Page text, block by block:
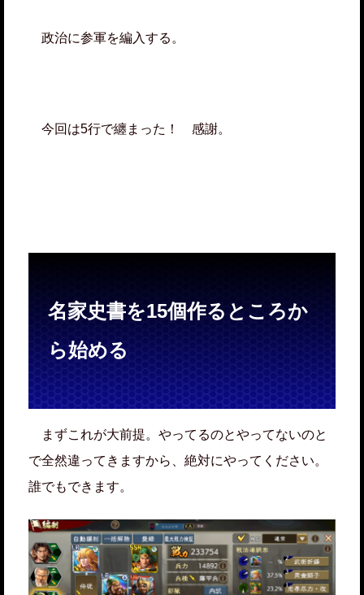
政治に参軍を編入する。
今回は5行で纏まった！ 感謝。
名家史書を15個作るところか
ら始める
まずこれが大前提。やってるのとやってないのと
で全然違ってきますから、絶対にやってください。
誰でもできます。